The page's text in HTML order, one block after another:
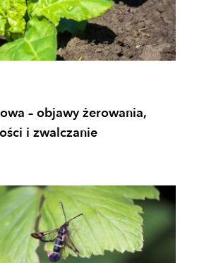
– objawy żerowania,
i zwalczanie